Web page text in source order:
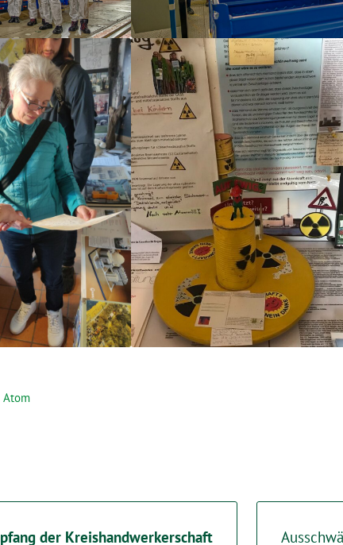
Atom
der Kreishandwerkerschaft